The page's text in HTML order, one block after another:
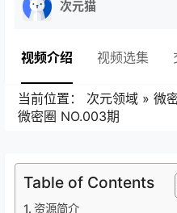
次元猫
视频介绍 视频选集
当前位置： 次元领域 » 微
微密圈 NO.003期
Table of Contents
资源简介